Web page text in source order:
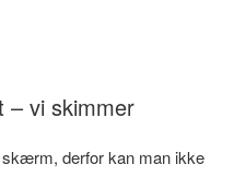
vi skimmer
derfor kan man ikke